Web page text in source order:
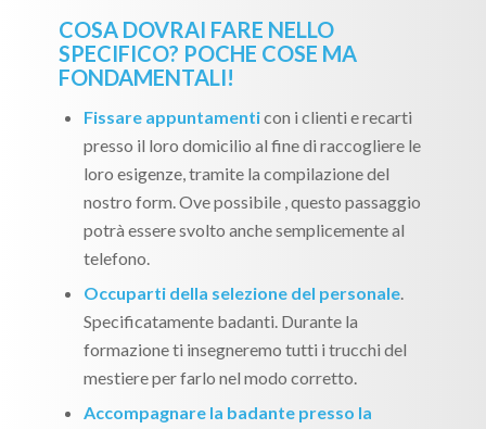
COSA DOVRAI FARE NELLO
SPECIFICO? POCHE COSE MA
FONDAMENTALI!
Fissare appuntamenticon i clienti e recarti
presso il loro domicilio al fine di raccogliere le
loro esigenze, tramite la compilazione del
nostro form. Ove possibile , questo passaggio
potrà essere svolto anche semplicemente al
telefono.
Occuparti della selezione del personale.
Specificatamente badanti. Durante la
formazione ti insegneremo tutti i trucchi del
mestiere per farlo nel modo corretto.
Accompagnare la badante presso la